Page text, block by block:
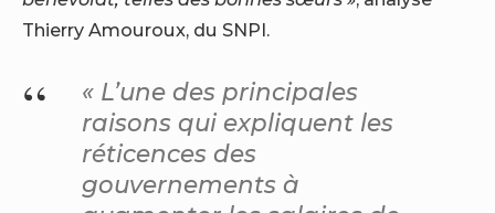
Thierry Amouroux, du SNPI.
« L’une des principales
raisons qui expliquent les
réticences des
gouvernements à